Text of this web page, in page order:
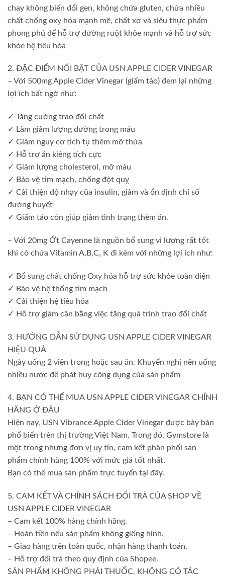
chay không biến đổi gen, không chứa gluten, chứa nhiều
chất chống oxy hóa mạnh mẽ, chất xơ và siêu thực phẩm
phong phú để hỗ trợ đường ruột khỏe mạnh và hỗ trợ sức
khỏe hệ tiêu hóa
2. ĐẶC ĐIỂM NỔI BẬT CỦA USN APPLE CIDER VINEGAR
– Với 500mg Apple Cider Vinegar (giấm táo) đem lại những
lợi ích bất ngờ như:
✓ Tăng cường trao đổi chất
✓ Làm giảm lượng đường trong máu
✓ Giảm nguy cơ tích tụ thêm mỡ thừa
✓ Hỗ trợ ăn kiêng tích cực
✓ Giảm lượng cholesterol, mỡ máu
✓ Bảo vệ tim mạch, chống đột quỵ
✓ Cải thiện độ nhạy của insulin, giảm và ổn định chỉ số
đường huyết
✓ Giấm táo còn giúp giảm tình trạng thèm ăn.
– Với 20mg Ớt Cayenne là nguồn bổ sung vi lượng rất tốt
khi có chứa Vitamin A,B,C, K đi kèm với những lợi ích như:
✓ Bổ sung chất chống Oxy hóa hỗ trợ sức khỏe toàn diện
✓ Bảo vệ hệ thống tim mạch
✓ Cải thiện hệ tiêu hóa
✓ Hỗ trợ giảm cân bằng việc tăng quá trình trao đổi chất
3. HƯỚNG DẪN SỬ DỤNG USN APPLE CIDER VINEGAR
HIỆU QUẢ
Ngày uống 2 viên trong hoặc sau ăn. Khuyến nghị nên uống
nhiều nước để phát huy công dụng của sản phẩm
4. BẠN CÓ THỂ MUA USN APPLE CIDER VINEGAR CHÍNH
HÃNG Ở ĐÂU
Hiện nay, USN Vibrance Apple Cider Vinegar được bày bán
phổ biến trên thị trường Việt Nam. Trong đó, Gymstore là
một trong những đơn vị uy tín, cam kết phân phối sản
phẩm chính hãng 100% với mức giá tốt nhất.
Bạn có thể mua sản phẩm trực tuyến tại đây.
5. CAM KẾT VÀ CHÍNH SÁCH ĐỔI TRẢ CỦA SHOP VỀ
USN APPLE CIDER VINEGAR
– Cam kết 100% hàng chính hãng.
– Hoàn tiền nếu sản phẩm không giống hình.
– Giao hàng trên toàn quốc, nhận hàng thanh toán.
– Hỗ trợ đổi trả theo quy định của Shopee.
SẢN PHẨM KHÔNG PHẢI THUỐC, KHÔNG CÓ TÁC